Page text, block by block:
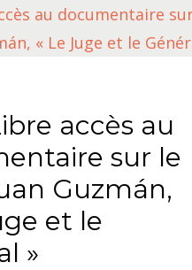
accès au
sur le
Guzmán,
et le
»